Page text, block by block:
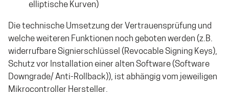
elliptische Kurven)
Die technische Umsetzung der Vertrauensprüfung und
welche weiteren Funktionen noch geboten werden (z.B.
widerrufbare Signierschlüssel (Revocable Signing Keys),
Schutz vor Installation einer alten Software (Software
Downgrade/ Anti-Rollback)), ist abhängig vom jeweiligen
Mikrocontroller Hersteller.